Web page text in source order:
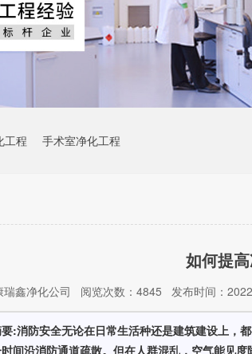
工程 手术室净化工程
如何提
瑞鑫净化公司 阅览次数：4845 发布时间：
:消防安全无论在日常生活种还是建筑建设上，
间沿消防通道疏散。但在人群混乱，空气能见